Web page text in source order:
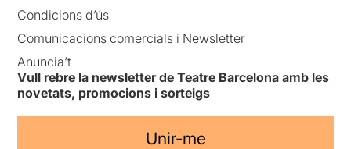
Condicions d’ús
Comunicacions comercials i Newsletter
Anuncia’t
Vull rebre la newsletter de Teatre Barcelona amb les
novetats, promocions i sorteigs
Unir-me